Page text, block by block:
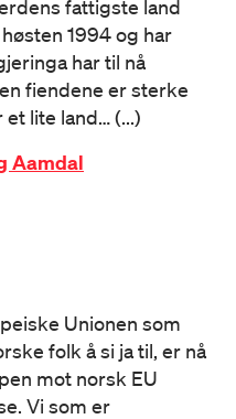
fattigste land
1994 og har
har til nå
fiendene er sterke
lite land… (...)
Aamdal
Unionen som
folk å si ja til, er nå
mot norsk EU
Vi som er